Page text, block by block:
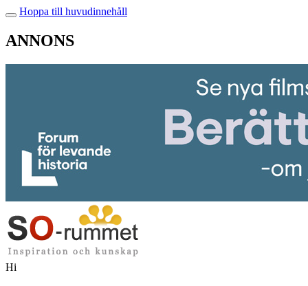
Hoppa till huvudinnehåll
ANNONS
Hi